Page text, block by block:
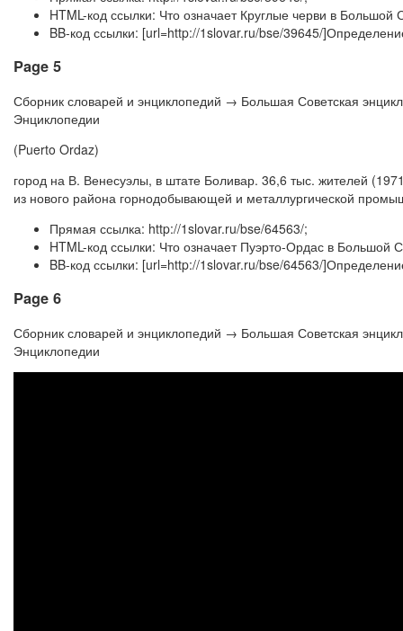
HTML-код ссылки: Что означает Круглые черви в Большой
BB-код ссылки: [url=http://1slovar.ru/bse/39645/
Page 5
Сборник словарей и энциклопедий → Большая Советская
Энциклопедии
(Puerto Ordaz)
город на В. Венесуэлы, в штате Боливар. 36,6 тыс. жителей
из нового района горнодобывающей и металлургической
Прямая ссылка: http://1slovar.ru/bse/64563/;
HTML-код ссылки: Что означает Пуэрто-Ордас в Большой
BB-код ссылки: [url=http://1slovar.ru/bse/64563/
Page 6
Сборник словарей и энциклопедий → Большая Советская
Энциклопедии